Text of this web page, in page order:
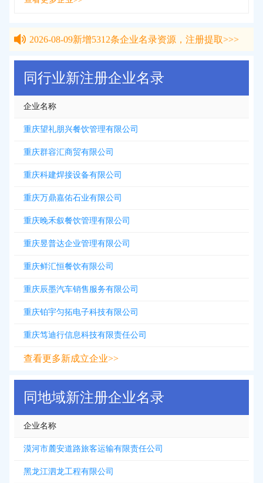
2026-08-09新增5312 条企业名录资源，注册提取>>>
同行业新注册企业名录
企业名称
重庆望礼朋兴餐饮管理有限公司
重庆群容汇商贸有限公司
重庆科建焊接设备有限公司
重庆万鼎嘉佑石业有限公司
重庆晚禾叙餐饮管理有限公司
重庆昱普达企业管理有限公司
重庆鲜汇恒餐饮有限公司
重庆辰墨汽车销售服务有限公司
重庆铂宇匀拓电子科技有限公司
重庆笃迪行信息科技有限责任公司
查看更多新成立企业>>
同地域新注册企业名录
企业名称
漠河市麓安道路旅客运输有限责任公司
黑龙江泗龙工程有限公司